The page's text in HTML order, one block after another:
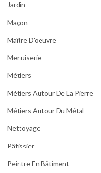
Jardin
Maçon
Maître D'oeuvre
Menuiserie
Métiers
Métiers Autour De La Pierre
Métiers Autour Du Métal
Nettoyage
Pâtissier
Peintre En Bâtiment